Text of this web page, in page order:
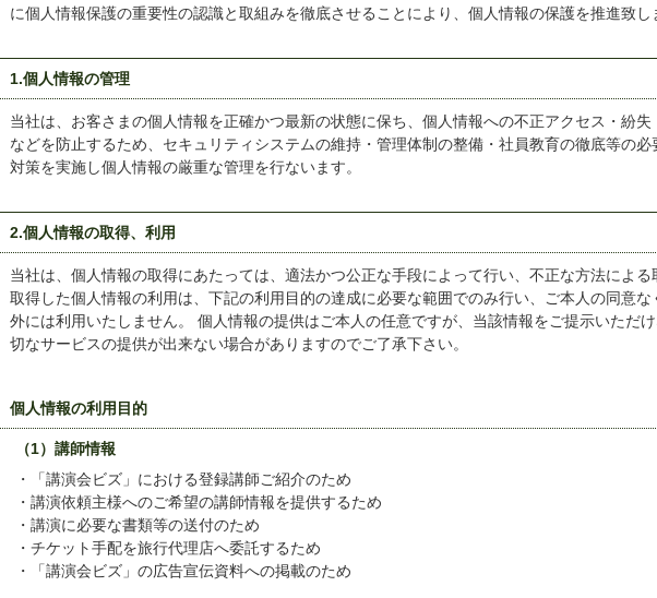
に個人情報保護の重要性の認識と取組みを徹底させることにより、個人情報の保護を推進致し
1.個人情報の管理
当社は、お客さまの個人情報を正確かつ最新の状態に保ち、個人情報への不正アクセス・紛
などを防止するため、セキュリティシステムの維持・管理体制の整備・社員教育の徹底等の
対策を実施し個人情報の厳重な管理を行ないます。
2.個人情報の取得、利用
当社は、個人情報の取得にあたっては、適法かつ公正な手段によって行い、不正な方法による
取得した個人情報の利用は、下記の利用目的の達成に必要な範囲でのみ行い、ご本人の同意な
外には利用いたしません。 個人情報の提供はご本人の任意ですが、当該情報をご提示いただ
切なサービスの提供が出来ない場合がありますのでご了承下さい。
個人情報の利用目的
（1）講師情報
「講演会ビズ」における登録講師ご紹介のため
講演依頼主様へのご希望の講師情報を提供するため
講演に必要な書類等の送付のため
チケット手配を旅行代理店へ委託するため
「講演会ビズ」の広告宣伝資料への掲載のため